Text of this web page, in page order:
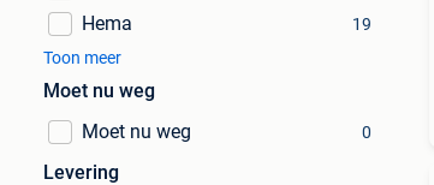
Hema
19
Toon meer
Moet nu weg
Moet nu weg
0
Levering